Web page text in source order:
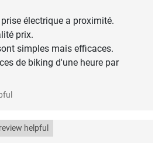
électrique a proximité.
prix.
simples mais efficaces.
de biking d'une heure par
helpful